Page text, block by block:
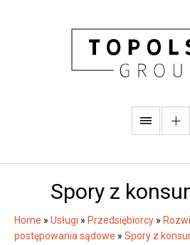
Spory z
Home » Usługi » Przedsiębiorcy »
postępowania sądowe » Spory z